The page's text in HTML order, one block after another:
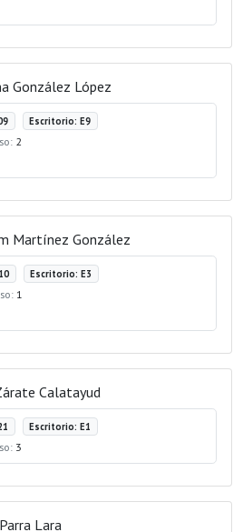
González López
Escritorio: E9
2
Martínez González
Escritorio: E3
1
Calatayud
Escritorio: E1
3
Lara